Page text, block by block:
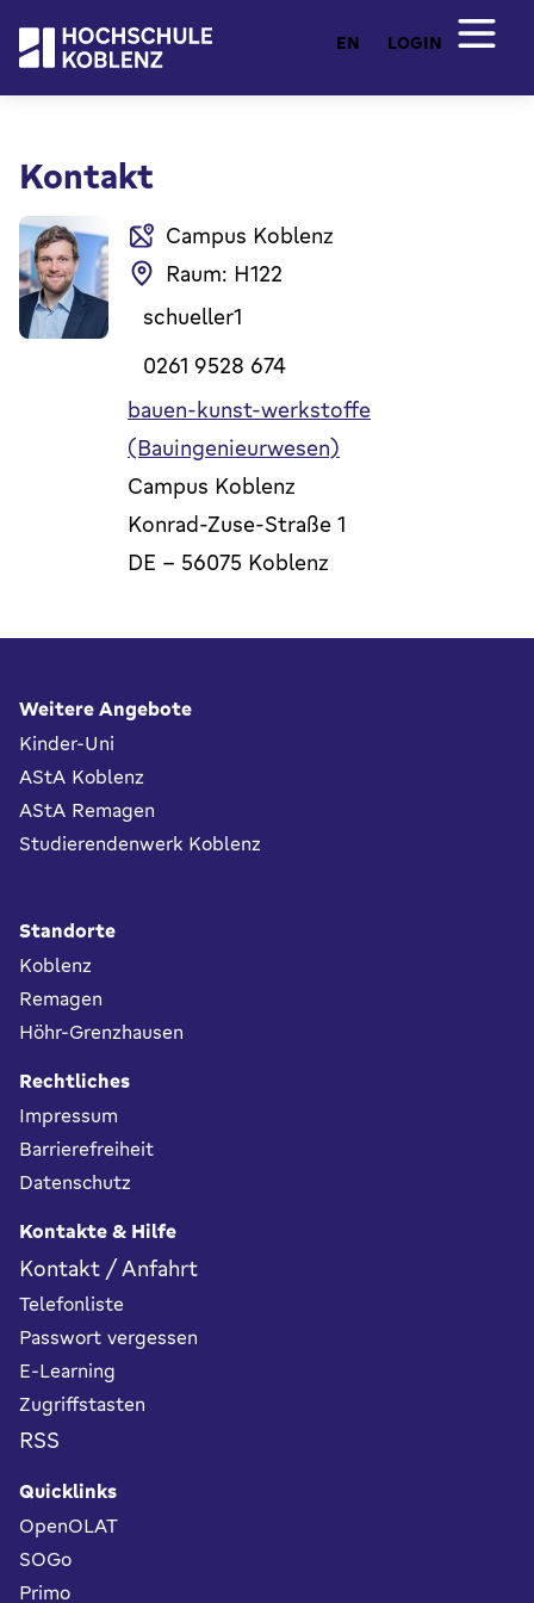
EN LOGIN
Kontakt
Campus Koblenz
Raum: H122
schueller1
0261 9528 674
bauen-kunst-werkstoffe
(Bauingenieurwesen)
Campus Koblenz
Konrad-Zuse-Straße 1
DE - 56075 Koblenz
Fußbereich
Weitere Angebote
Kinder-Uni
AStA Koblenz
AStA Remagen
Studierendenwerk Koblenz
Standorte
Koblenz
Remagen
Höhr-Grenzhausen
Rechtliches
Impressum
Barrierefreiheit
Datenschutz
Kontakte & Hilfe
Kontakt / Anfahrt
Telefonliste
Passwort vergessen
E-Learning
Zugriffstasten
RSS
Quicklinks
OpenOLAT
SOGo
Primo